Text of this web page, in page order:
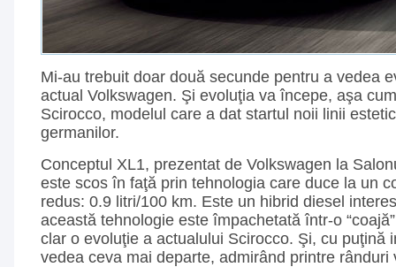
Mi-au trebuit doar două secunde pentru a vedea
actual Volkswagen. Şi evoluţia va începe, aşa
Scirocco, modelul care a dat startul noii linii
germanilor.
Conceptul XL1, prezentat de Volkswagen la
este scos în faţă prin tehnologia care duce la un
redus: 0.9 litri/100 km. Este un hibrid diesel
această tehnologie este împachetată într-o
clar o evoluţie a actualului Scirocco. Şi, cu puţină
vedea ceva mai departe, admirând printre rânduri